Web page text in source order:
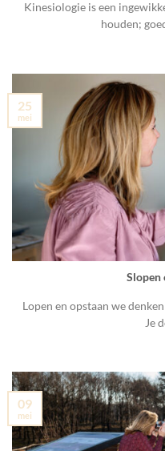
Kinesiologie is een
houden;
Slopen
Lopen en opstaan we
Je
25
mei
09
mei